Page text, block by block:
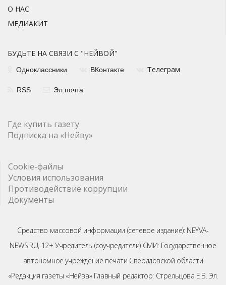
О НАС
МЕДИАКИТ
БУДЬТЕ НА СВЯЗИ С "НЕЙВОЙ"
Одноклассники ВКонтакте Телеграм
RSS Эл.почта
Где купить газету
Подписка на «Нейву»
Cookie-файлы
Условия использования
Противодействие коррупции
Документы
Средство массовой информации (сетевое издание): NEYVA-
NEWS.RU, 12+ Учредитель (соучредители) СМИ: Государственное
автономное учреждение печати Свердловской области
«Редакция газеты «Нейва» Главный редактор: Стрельцова Е.В. Эл.